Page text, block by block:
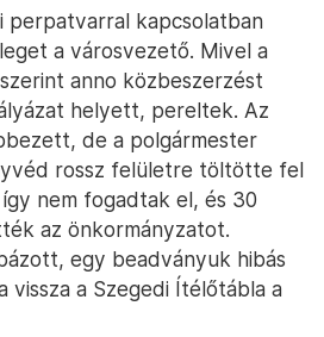
perpatvarral kapcsolatban
a városvezető. Mivel a
anno közbeszerzést
helyett, pereltek. Az
de a polgármester
rossz felületre töltötte fel
nem fogadtak el, és 30
az önkormányzatot.
egy beadványuk hibás
a Szegedi Ítélőtábla a